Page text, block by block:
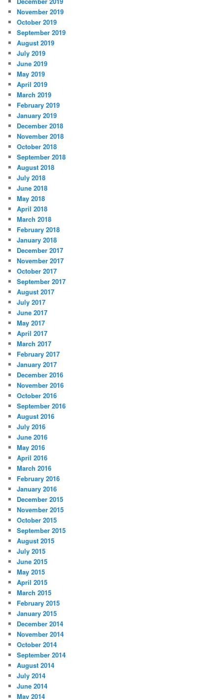
November 2019
October 2019
September 2019
August 2019
July 2019
June 2019
May 2019
April 2019
March 2019
February 2019
January 2019
December 2018
November 2018
October 2018
September 2018
August 2018
July 2018
June 2018
May 2018
April 2018
March 2018
February 2018
January 2018
December 2017
November 2017
October 2017
September 2017
August 2017
July 2017
June 2017
May 2017
April 2017
March 2017
February 2017
January 2017
December 2016
November 2016
October 2016
September 2016
August 2016
July 2016
June 2016
May 2016
April 2016
March 2016
February 2016
January 2016
December 2015
November 2015
October 2015
September 2015
August 2015
July 2015
June 2015
May 2015
April 2015
March 2015
February 2015
January 2015
December 2014
November 2014
October 2014
September 2014
August 2014
July 2014
June 2014
May 2014